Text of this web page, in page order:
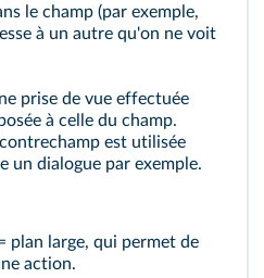
le champ (par exemple,
à un autre qu'on ne voit
prise de vue effectuée
à celle du champ.
est utilisée
un dialogue par exemple.
plan large, qui permet de
action.